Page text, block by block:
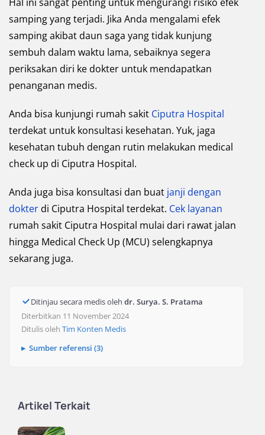
samping yang terjadi. Jika Anda mengalami efek
samping akibat daun saga yang tidak kunjung
sembuh dalam waktu lama, sebaiknya segera
periksakan diri ke dokter untuk mendapatkan
penanganan medis.
Anda bisa kunjungi rumah sakit Ciputra Hospital
terdekat untuk konsultasi kesehatan. Yuk, jaga
kesehatan tubuh dengan rutin melakukan medical
check up di Ciputra Hospital.
Anda juga bisa konsultasi dan buat janji dengan
dokter di Ciputra Hospital terdekat. Cek layanan
rumah sakit Ciputra Hospital mulai dari rawat jalan
hingga Medical Check Up (MCU) selengkapnya
sekarang juga.
Ditinjau secara medis oleh dr. Surya. S. Pratama
Diterbitkan 11 November 2024
Ditulis oleh Tim Konten Medis
Sumber referensi (3)
Artikel Terkait